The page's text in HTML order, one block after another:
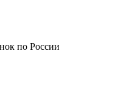
по России